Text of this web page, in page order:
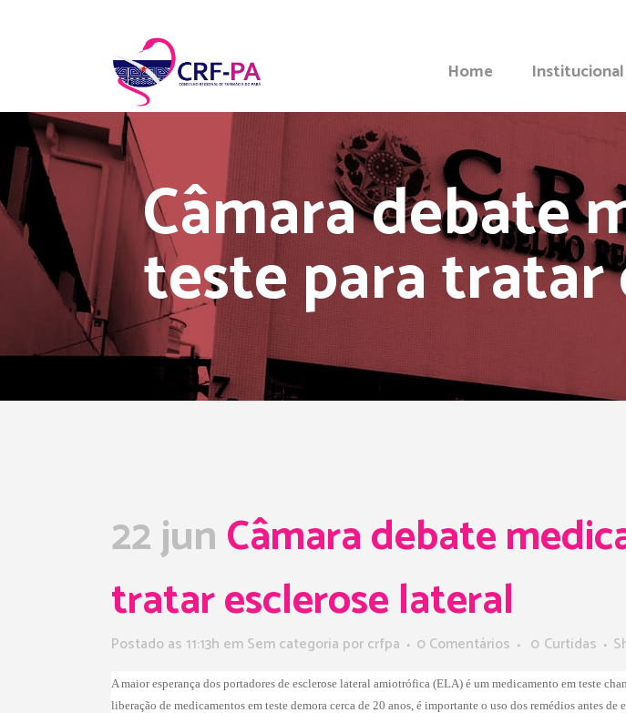
Home Institucional
Câmara debate
teste para
22 junCâmara debate
tratar esclerose lateral
Postado as 11:13h em Sem categoria porcrfpa 0 Comentários 0 Curtidas
A maior esperança dos portadores de esclerose lateral amiotrófica (ELA) é um medicamento em teste
liberação de medicamentos em teste demora cerca de 20 anos, é importante o uso dos remédios antes